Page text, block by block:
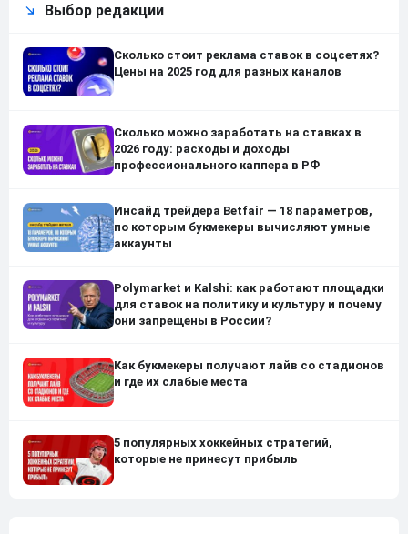
Выбор редакции
Сколько стоит реклама ставок в соцсетях?
Цены на 2025 год для разных каналов
Сколько можно заработать на ставках в
2026 году: расходы и доходы
профессионального каппера в РФ
Инсайд трейдера Betfair — 18 параметров,
по которым букмекеры вычисляют умные
аккаунты
Polymarket и Kalshi: как работают площадки
для ставок на политику и культуру и почему
они запрещены в России?
Как букмекеры получают лайв со стадионов
и где их слабые места
5 популярных хоккейных стратегий,
которые не принесут прибыль